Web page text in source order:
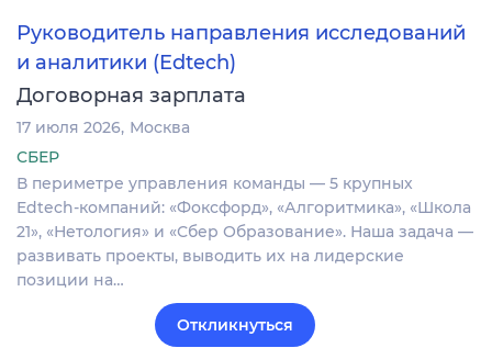
Руководитель направления исследований
и аналитики (Edtech)
Договорная зарплата
17 июля 2026 Москва
СБЕР
В периметре управления команды — 5 крупных
Edtech-компаний: «Фоксфорд», «Алгоритмика», «Школа
21», «Нетология» и «Сбер Образование». Наша задача —
развивать проекты, выводить их на лидерские
позиции на…
Откликнуться